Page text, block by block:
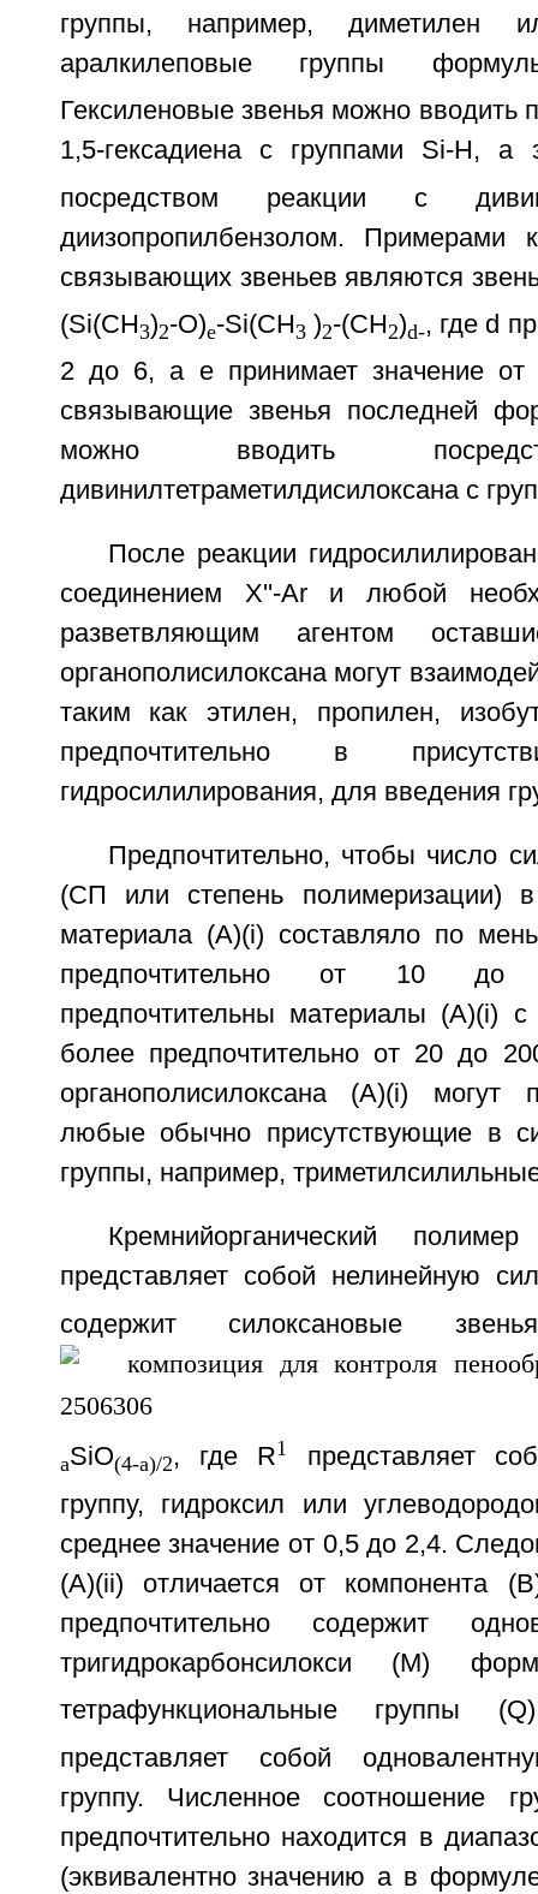
группы, например, диметилен
аралкилеповые группы
Гексиленовые звенья можно вводить
1,5-гексадиена с группами Si-H, а
посредством реакции с
диизопропилбензолом. Примерами
связывающих звеньев являются
(Si(CH3)2-O)e-Si(CH3 )2-(CH2)d-, где d
2 до 6, а е принимает значение
связывающие звенья последней
можно вводить
дивинилтетраметилдисилоксана с
После реакции
соединением X''-Ar и любой
разветвляющим агентом
органополисилоксана могут
таким как этилен, пропилен,
предпочтительно в
гидросилилирования, для введения
Предпочтительно, чтобы число
(СП или степень полимеризации)
материала (A)(i) составляло по
предпочтительно от 10 до
предпочтительны материалы (A)(i)
более предпочтительно от 20 до
органополисилоксана (A)(i) могут
любые обычно присутствующие в
группы, например,
Кремнийорганический
представляет собой нелинейную
содержит силоксановые
aSiO(4-a)/2, где R1
представляет
группу, гидроксил или
среднее значение от 0,5 до 2,4.
(A)(ii) отличается от компонента
предпочтительно содержит
тригидрокарбонсилокси (М)
тетрафункциональные группы
представляет собой
группу. Численное соотношение
предпочтительно находится в
(эквивалентно значению а в